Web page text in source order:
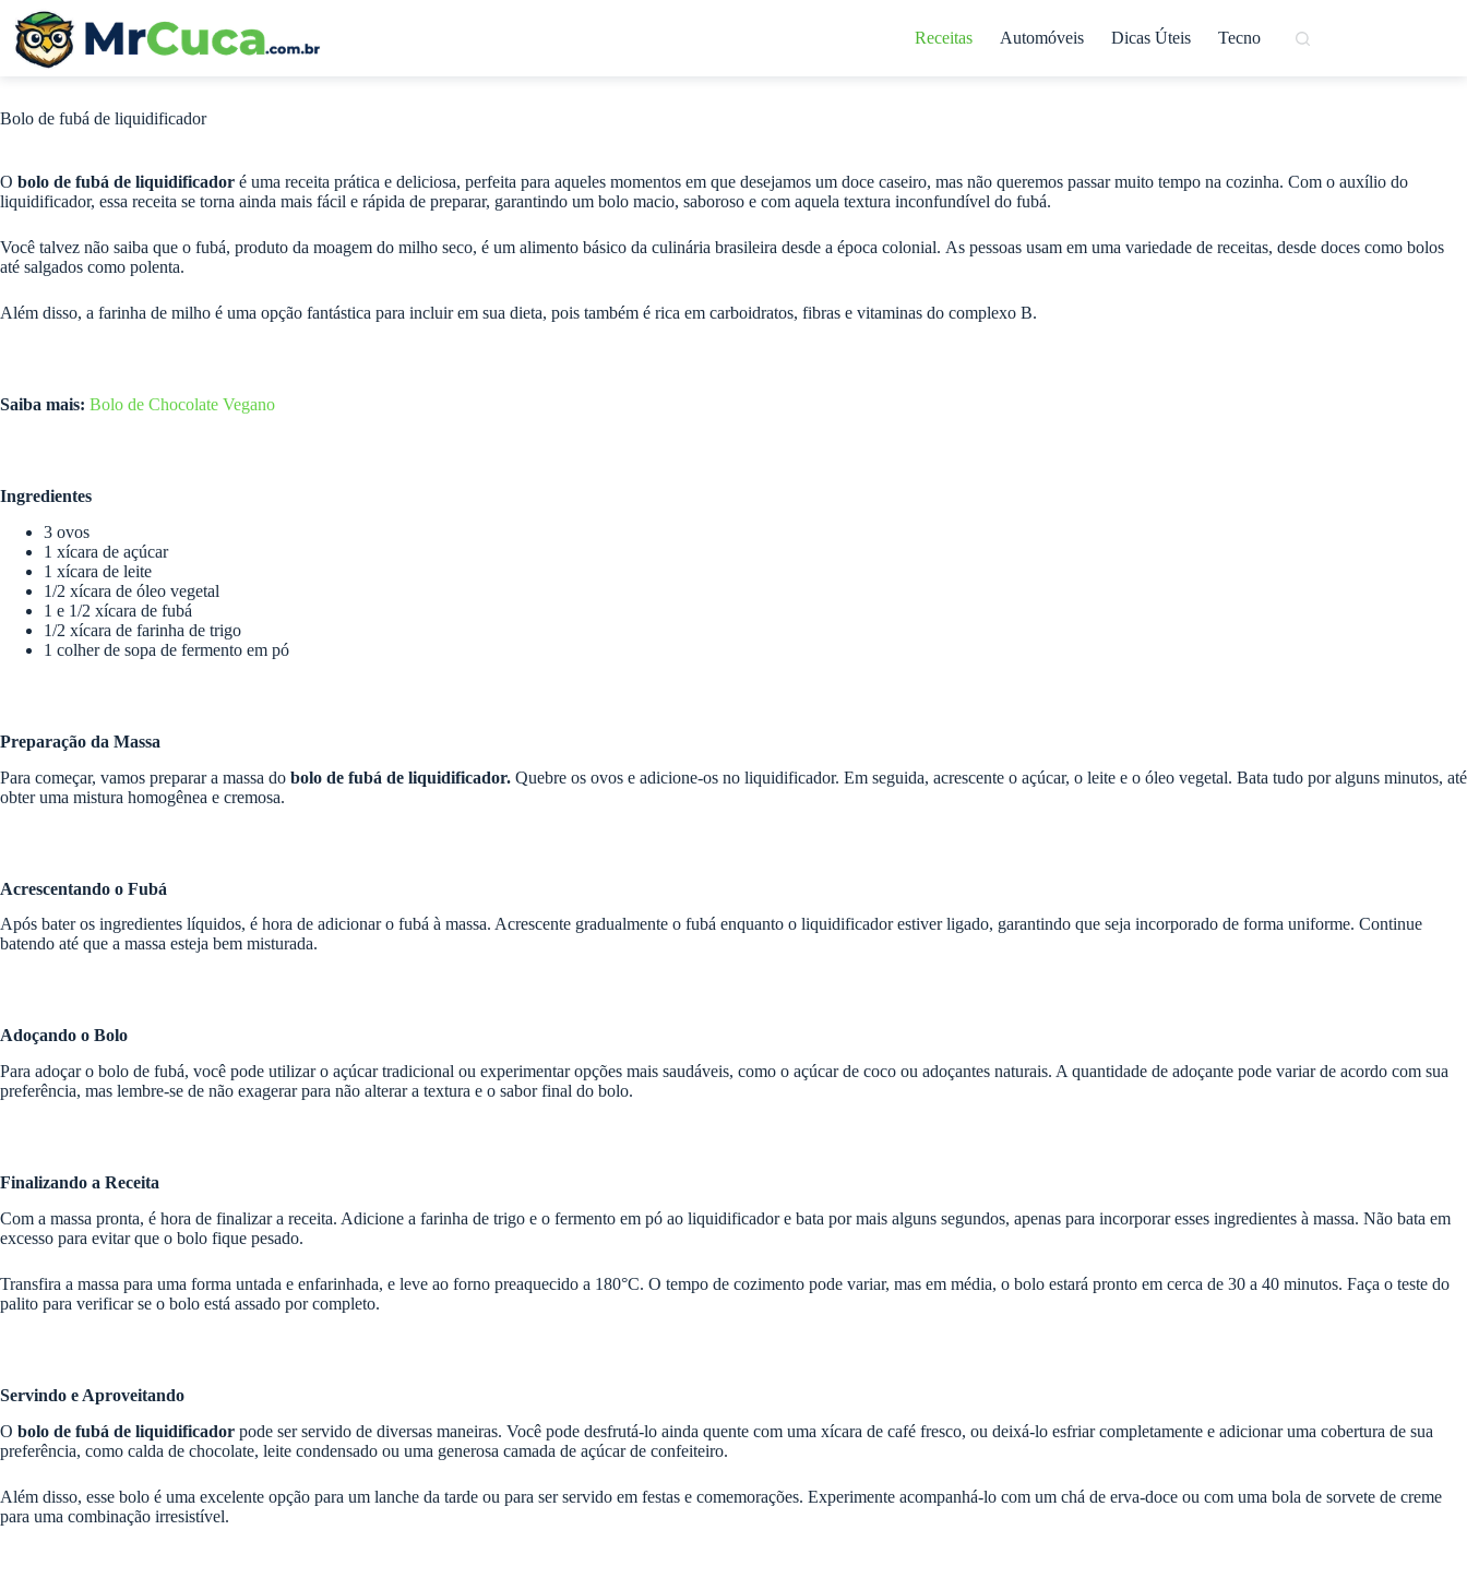
para
conteúdo
Receitas Automóveis Dicas Úteis Tecno
Bolo de fubá de liquidificador
O bolo de fubá de liquidificador é uma receita prática e deliciosa, perfeita para aqueles momentos em que desejamos um doce caseiro, mas não queremos passar muito tempo na cozinha. Com o auxílio do
liquidificador, essa receita se torna ainda mais fácil e rápida de preparar, garantindo um bolo macio, saboroso e com aquela textura inconfundível do fubá.
Você talvez não saiba que o fubá, produto da moagem do milho seco, é um alimento básico da culinária brasileira desde a época colonial. As pessoas usam em uma variedade de receitas, desde doces como bolos
até salgados como polenta.
Além disso, a farinha de milho é uma opção fantástica para incluir em sua dieta, pois também é rica em carboidratos, fibras e vitaminas do complexo B.
Saiba mais: Bolo de Chocolate Vegano
Ingredientes
3 ovos
1 xícara de açúcar
1 xícara de leite
1/2 xícara de óleo vegetal
1 e 1/2 xícara de fubá
1/2 xícara de farinha de trigo
1 colher de sopa de fermento em pó
Preparação da Massa
Para começar, vamos preparar a massa do bolo de fubá de liquidificador. Quebre os ovos e adicione-os no liquidificador. Em seguida, acrescente o açúcar, o leite e o óleo vegetal. Bata tudo por alguns minutos, até
obter uma mistura homogênea e cremosa.
Acrescentando o Fubá
Após bater os ingredientes líquidos, é hora de adicionar o fubá à massa. Acrescente gradualmente o fubá enquanto o liquidificador estiver ligado, garantindo que seja incorporado de forma uniforme. Continue
batendo até que a massa esteja bem misturada.
Adoçando o Bolo
Para adoçar o bolo de fubá, você pode utilizar o açúcar tradicional ou experimentar opções mais saudáveis, como o açúcar de coco ou adoçantes naturais. A quantidade de adoçante pode variar de acordo com sua
preferência, mas lembre-se de não exagerar para não alterar a textura e o sabor final do bolo.
Finalizando a Receita
Com a massa pronta, é hora de finalizar a receita. Adicione a farinha de trigo e o fermento em pó ao liquidificador e bata por mais alguns segundos, apenas para incorporar esses ingredientes à massa. Não bata em
excesso para evitar que o bolo fique pesado.
Transfira a massa para uma forma untada e enfarinhada, e leve ao forno preaquecido a 180°C. O tempo de cozimento pode variar, mas em média, o bolo estará pronto em cerca de 30 a 40 minutos. Faça o teste do
palito para verificar se o bolo está assado por completo.
Servindo e Aproveitando
O bolo de fubá de liquidificador pode ser servido de diversas maneiras. Você pode desfrutá-lo ainda quente com uma xícara de café fresco, ou deixá-lo esfriar completamente e adicionar uma cobertura de sua
preferência, como calda de chocolate, leite condensado ou uma generosa camada de açúcar de confeiteiro.
Além disso, esse bolo é uma excelente opção para um lanche da tarde ou para ser servido em festas e comemorações. Experimente acompanhá-lo com um chá de erva-doce ou com uma bola de sorvete de creme
para uma combinação irresistível.